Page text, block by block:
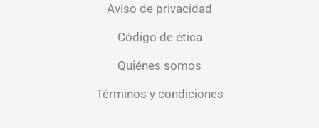
Aviso de privacidad
Código de ética
Quiénes somos
Términos y condiciones